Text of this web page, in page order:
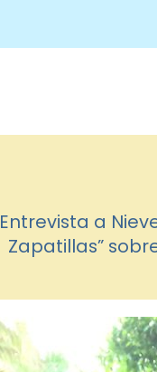
Entrevista a
Zapatillas”